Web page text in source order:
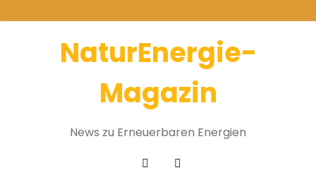
NaturEnergie-
Magazin
News zu Erneuerbaren Energien